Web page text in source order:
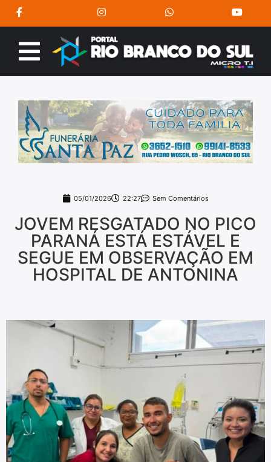
05/01/2026 22:27 Sem Comentários
JOVEM RESGATADO NO PICO
PARANÁ ESTÁ ESTÁVEL E
SEGUE EM OBSERVAÇÃO EM
HOSPITAL DE ANTONINA